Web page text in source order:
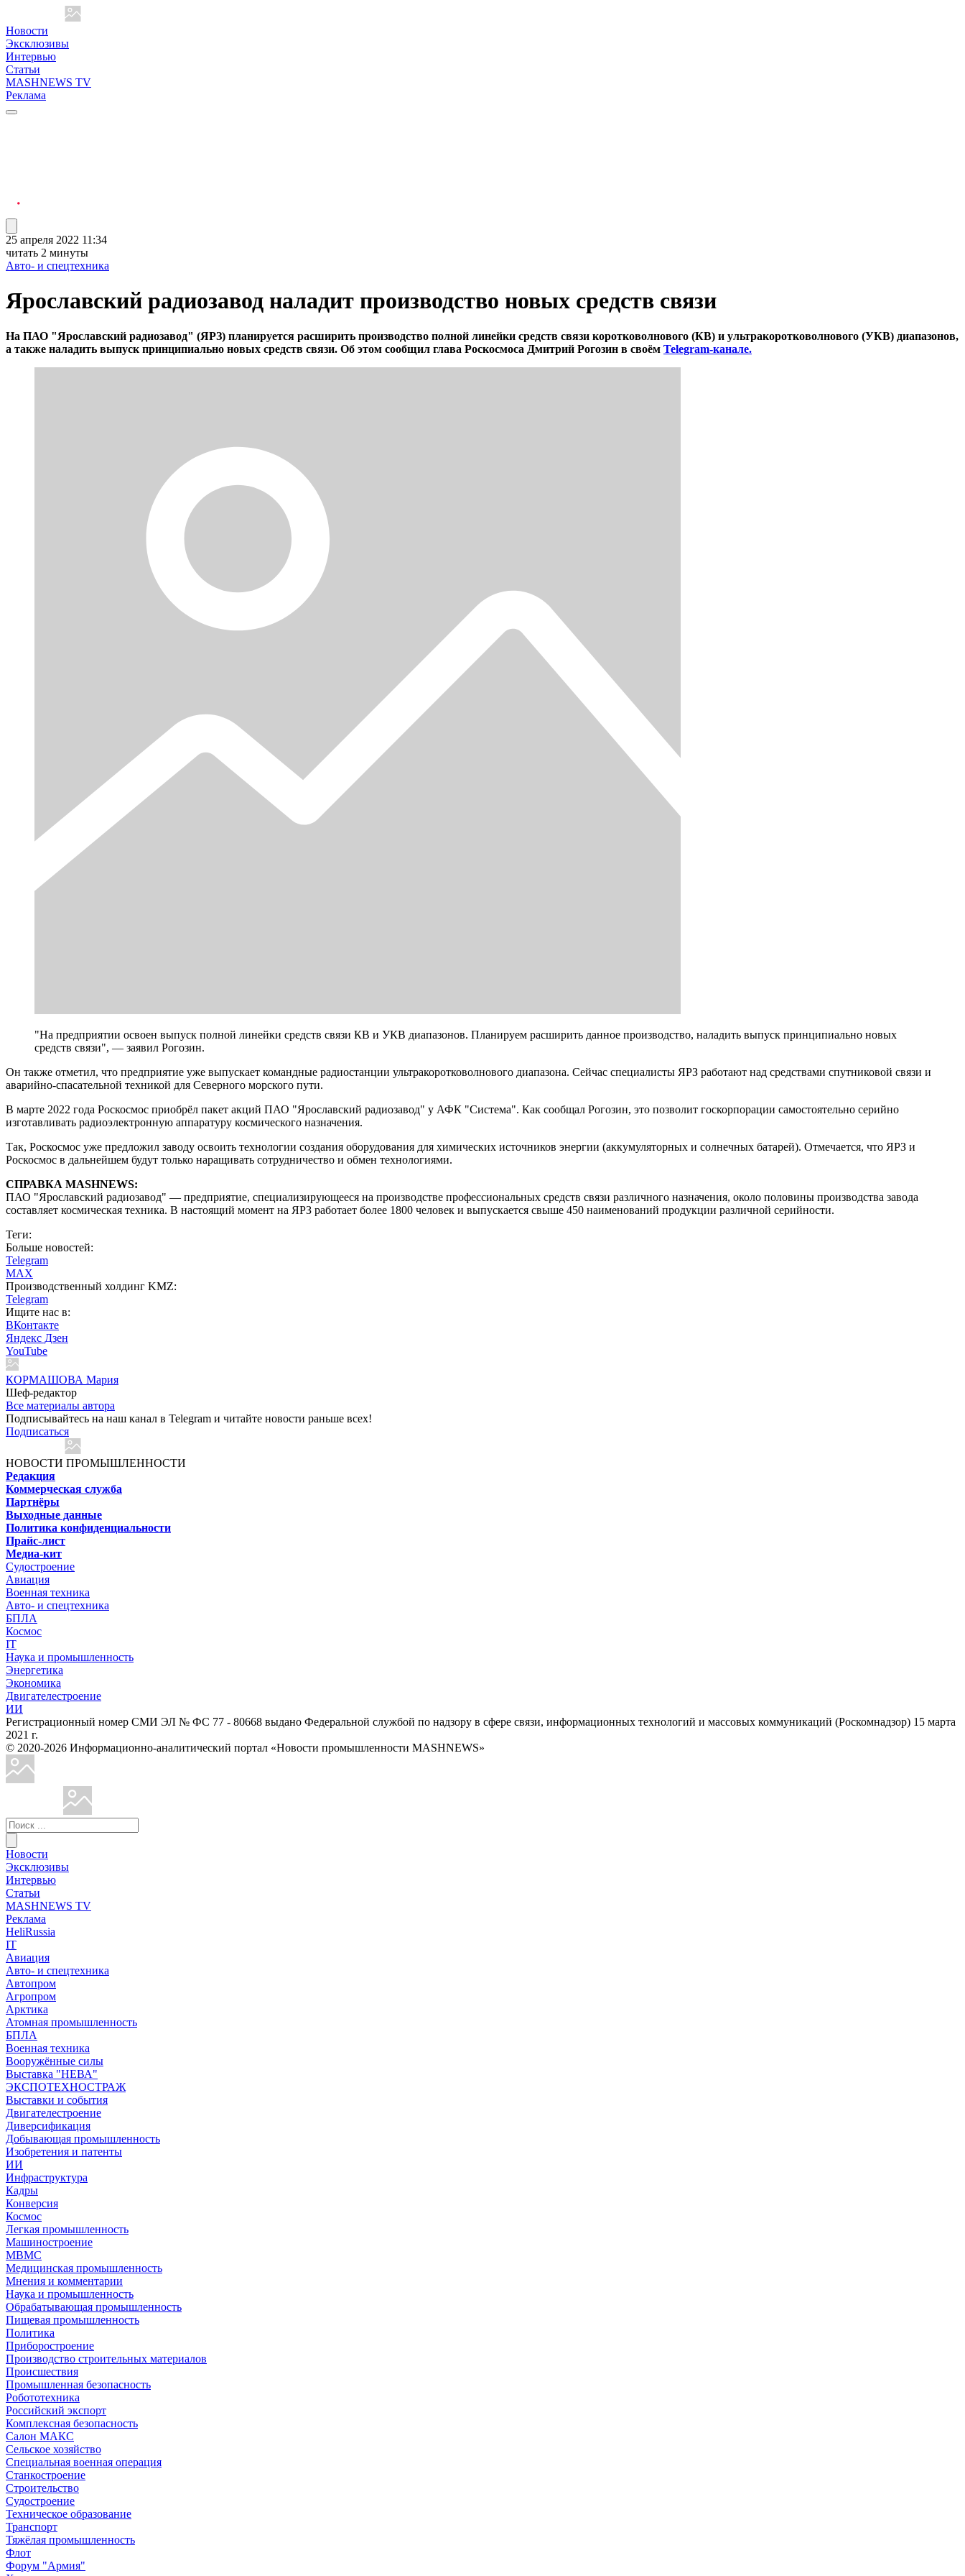
Новости
Эксклюзивы
Интервью
Статьи
MASHNEWS TV
Реклама
25 апреля 2022 11:34
читать 2 минуты
Авто- и спецтехника
Ярославский радиозавод наладит производство новых средств связи
На ПАО "Ярославский радиозавод" (ЯРЗ) планируется расширить производство полной линейки средств связи коротковолнового (КВ) и ультракоротковолнового (УКВ) диапазонов,
а также наладить выпуск принципиально новых средств связи. Об этом сообщил глава Роскосмоса Дмитрий Рогозин в своём Telegram-канале.
"На предприятии освоен выпуск полной линейки средств связи КВ и УКВ диапазонов. Планируем расширить данное производство, наладить выпуск принципиально новых
средств связи", — заявил Рогозин.
Он также отметил, что предприятие уже выпускает командные радиостанции ультракоротковолнового диапазона. Сейчас специалисты ЯРЗ работают над средствами спутниковой связи и
аварийно-спасательной техникой для Северного морского пути.
В марте 2022 года Роскосмос приобрёл пакет акций ПАО "Ярославский радиозавод" у АФК "Система". Как сообщал Рогозин, это позволит госкорпорации самостоятельно серийно
изготавливать радиоэлектронную аппаратуру космического назначения.
Так, Роскосмос уже предложил заводу освоить технологии создания оборудования для химических источников энергии (аккумуляторных и солнечных батарей). Отмечается, что ЯРЗ и
Роскосмос в дальнейшем будут только наращивать сотрудничество и обмен технологиями.
СПРАВКА MASHNEWS:
ПАО "Ярославский радиозавод" — предприятие, специализирующееся на производстве профессиональных средств связи различного назначения, около половины производства завода
составляет космическая техника. В настоящий момент на ЯРЗ работает более 1800 человек и выпускается свыше 450 наименований продукции различной серийности.
Теги:
Больше новостей:
Telegram
MAX
Производственный холдинг KMZ:
Telegram
Ищите нас в:
ВКонтакте
Яндекс Дзен
YouTube
КОРМАШОВА Мария
Шеф-редактор
Все материалы автора
Подписывайтесь на наш канал в Telegram и читайте новости раньше всех!
Подписаться
НОВОСТИ ПРОМЫШЛЕННОСТИ
Редакция
Коммерческая служба
Партнёры
Выходные данные
Политика конфиденциальности
Прайс-лист
Медиа-кит
Судостроение
Авиация
Военная техника
Авто- и спецтехника
БПЛА
Космос
IT
Наука и промышленность
Энергетика
Экономика
Двигателестроение
ИИ
Регистрационный номер СМИ ЭЛ № ФС 77 - 80668 выдано Федеральной службой по надзору в сфере связи, информационных технологий и массовых коммуникаций (Роскомнадзор) 15 марта
2021 г.
© 2020-2026 Информационно-аналитический портал «Новости промышленности MASHNEWS»
Новости
Эксклюзивы
Интервью
Статьи
MASHNEWS TV
Реклама
HeliRussia
IT
Авиация
Авто- и спецтехника
Автопром
Агропром
Арктика
Атомная промышленность
БПЛА
Военная техника
Вооружённые силы
Выставка "НЕВА"
ЭКСПОТЕХНОСТРАЖ
Выставки и события
Двигателестроение
Диверсификация
Добывающая промышленность
Изобретения и патенты
ИИ
Инфраструктура
Кадры
Конверсия
Космос
Легкая промышленность
Машиностроение
МВМС
Медицинская промышленность
Мнения и комментарии
Наука и промышленность
Обрабатывающая промышленность
Пищевая промышленность
Политика
Приборостроение
Производство строительных материалов
Происшествия
Промышленная безопасность
Робототехника
Российский экспорт
Комплексная безопасность
Салон МАКС
Сельское хозяйство
Специальная военная операция
Станкостроение
Строительство
Судостроение
Техническое образование
Транспорт
Тяжёлая промышленность
Флот
Форум "Армия"